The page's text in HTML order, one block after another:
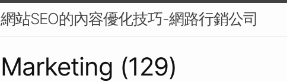
網站SEO的內容優化技巧-網路行銷公司
Marketing (129)